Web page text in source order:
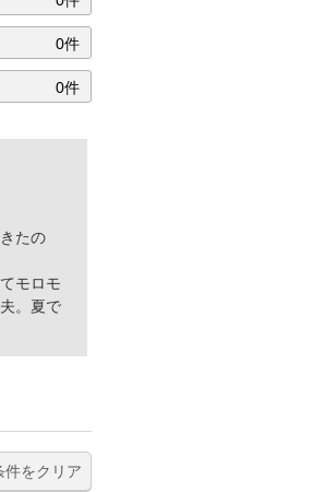
0件
0件
たの
モロモ
。夏で
件をクリア